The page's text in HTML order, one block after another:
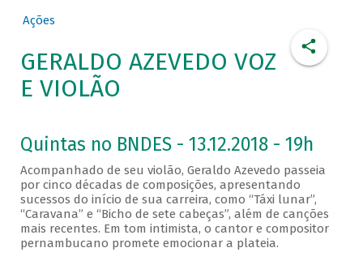
Ações
GERALDO AZEVEDO VOZ
E VIOLÃO
Quintas no BNDES - 13.12.2018 - 19h
Acompanhado de seu violão, Geraldo Azevedo passeia
por cinco décadas de composições, apresentando
sucessos do início de sua carreira, como “Táxi lunar”,
“Caravana” e “Bicho de sete cabeças”, além de canções
mais recentes. Em tom intimista, o cantor e compositor
pernambucano promete emocionar a plateia.